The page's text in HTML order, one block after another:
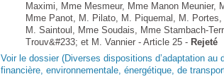
Maximi, Mme Mesmeur, Mme Manon Meunier,
Mme Panot, M. Pilato, M. Piquemal, M.
M. Saintoul, Mme Soudais, Mme Stambach-
Trouv&#233; et M. Vannier - Article 25 - Rejeté
Voir le dossier (Diverses dispositions d’adaptation au
financière, environnementale, énergétique, de